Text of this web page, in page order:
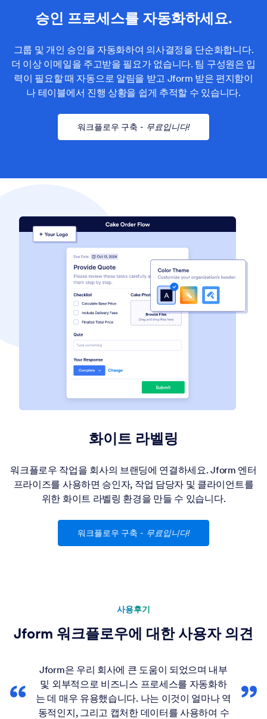
승인 프로세스를 자동화하세요.
그룹 및 개인 승인을 자동화하여 의사결정을 단순화합니다.
더 이상 이메일을 주고받을 필요가 없습니다. 팀 구성원은 입
력이 필요할 때 자동으로 알림을 받고 Jform 받은 편지함이
나 테이블에서 진행 상황을 쉽게 추적할 수 있습니다.
워크플로우 구축 - 무료입니다!
화이트 라벨링
워크플로우 작업을 회사의 브랜딩에 연결하세요. Jform 엔터
프라이즈를 사용하면 승인자, 작업 담당자 및 클라이언트를
위한 화이트 라벨링 환경을 만들 수 있습니다.
워크플로우 구축 - 무료입니다!
사용후기
Jform 워크플로우에 대한 사용자 의견
Jform은 우리 회사에 큰 도움이 되었으며 내부
및 외부적으로 비즈니스 프로세스를 자동화하
는 데 매우 유용했습니다. 나는 이것이 얼마나 역
동적인지, 그리고 캡처한 데이터를 사용하여 수